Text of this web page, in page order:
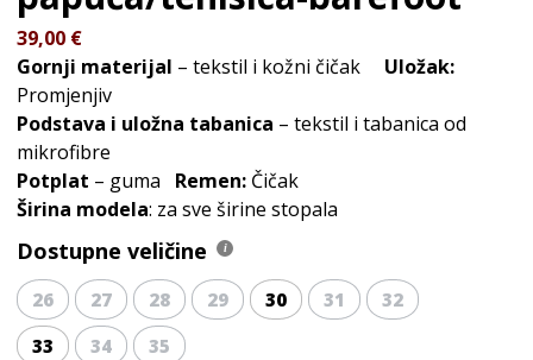
39,00 €
Gornji materijal – tekstil i kožni čičak Uložak:
Promjenjiv
Podstava i uložna tabanica – tekstil i tabanica od
mikrofibre
Potplat – guma Remen: Čičak
Širina modela: za sve širine stopala
Dostupne veličine
26 27 28 29 30 31
32
33
34 35